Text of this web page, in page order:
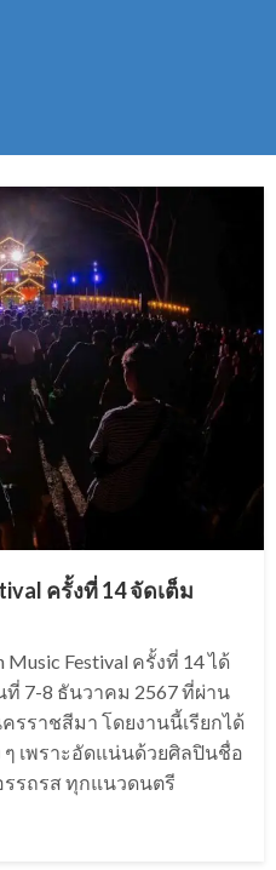
ครั้งที่ 14 จัดเต็ม
Music Festival ครั้งที่ 14 ได้
7-8 ธันวาคม 2567 ที่ผ่าน
รราชสีมา โดยงานนี้เรียกได้
ๆ เพราะอัดแน่นด้วยศิลปินชื่อ
รถรส ทุกแนวดนตรี